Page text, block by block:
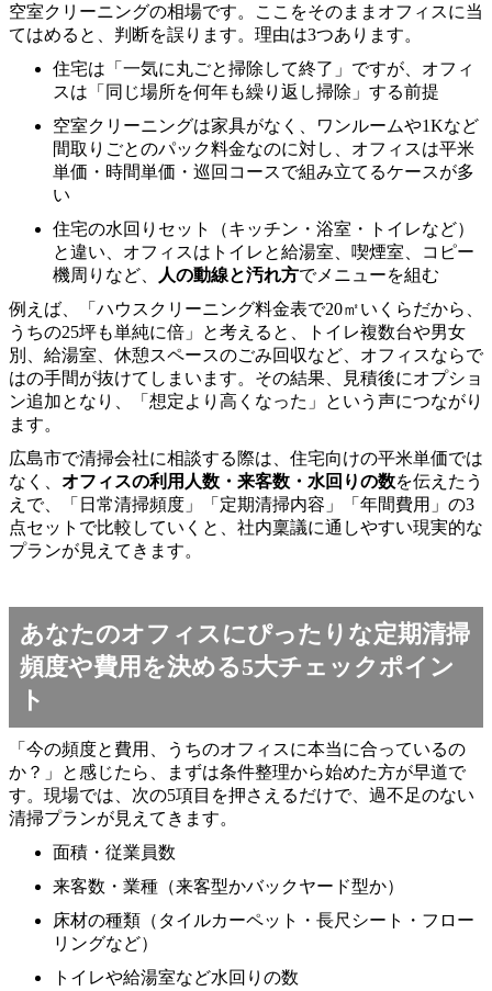
空室クリーニングの相場です。ここをそのままオフィスに当
てはめると、判断を誤ります。理由は3つあります。
住宅は「一気に丸ごと掃除して終了」ですが、オフィ
スは「同じ場所を何年も繰り返し掃除」する前提
空室クリーニングは家具がなく、ワンルームや1Kなど
間取りごとのパック料金なのに対し、オフィスは平米
単価・時間単価・巡回コースで組み立てるケースが多
い
住宅の水回りセット（キッチン・浴室・トイレなど）
と違い、オフィスはトイレと給湯室、喫煙室、コピー
機周りなど、
人の動線と汚れ方でメニューを組む
例えば、「ハウスクリーニング料金表で20㎡いくらだから、
うちの25坪も単純に倍」と考えると、トイレ複数台や男女
別、給湯室、休憩スペースのごみ回収など、オフィスならで
はの手間が抜けてしまいます。その結果、見積後にオプショ
ン追加となり、「想定より高くなった」という声につながり
ます。
広島市で清掃会社に相談する際は、住宅向けの平米単価では
なく、 オフィスの利用人数・来客数・水回りの数を伝えたう
えで、「日常清掃頻度」「定期清掃内容」「年間費用」の3
点セットで比較していくと、社内稟議に通しやすい現実的な
プランが見えてきます。
あなたのオフィスにぴったりな定期清掃
頻度や費用を決める5大チェックポイン
ト
「今の頻度と費用、うちのオフィスに本当に合っているの
か？」と感じたら、まずは条件整理から始めた方が早道で
す。現場では、次の5項目を押さえるだけで、過不足のない
清掃プランが見えてきます。
面積・従業員数
来客数・業種（来客型かバックヤード型か）
床材の種類（タイルカーペット・長尺シート・フロー
リングなど）
トイレや給湯室など水回りの数